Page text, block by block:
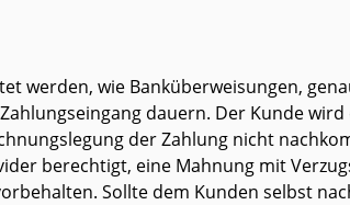
werden, wie Banküberweisungen,
dauern. Der Kunde
der Zahlung nicht
berechtigt, eine Mahnung mit
Sollte dem Kunden selbst